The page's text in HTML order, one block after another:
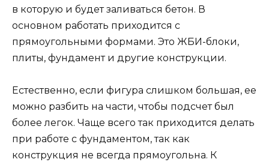
в которую и будет заливаться бетон. В
основном работать приходится с
прямоугольными формами. Это ЖБИ-блоки,
плиты, фундамент и другие конструкции.
Естественно, если фигура слишком большая, ее
можно разбить на части, чтобы подсчет был
более легок. Чаще всего так приходится делать
при работе с фундаментом, так как
конструкция не всегда прямоугольна. К